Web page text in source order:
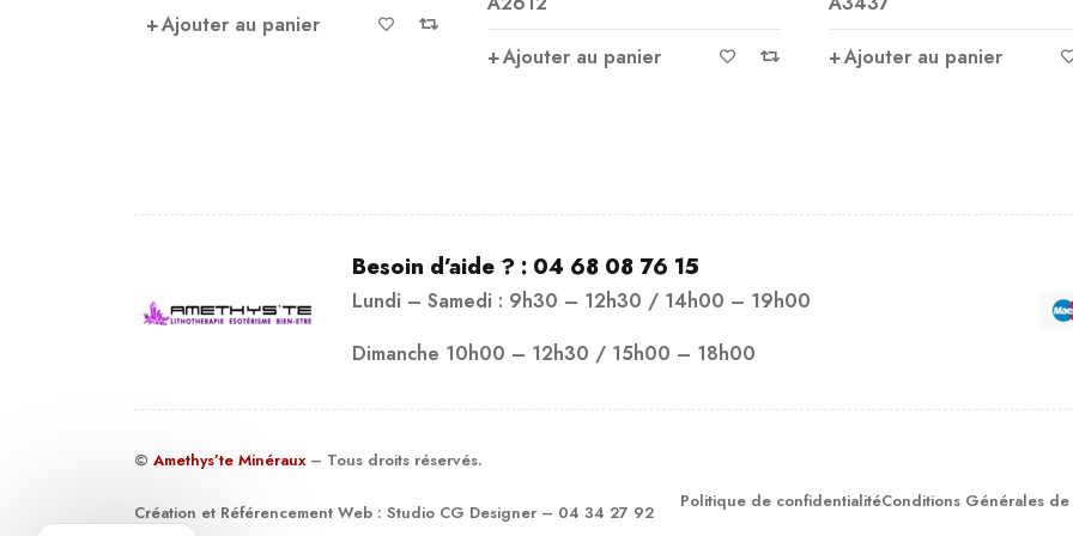
Ajouter au panier
Ajouter au panier
Ajouter au panier
Besoin d’aide ? : 04 68 08 76 15
Lundi – Samedi : 9h30 – 12h30 / 14h00 – 19h00
Dimanche 10h00 – 12h30 / 15h00 – 18h00
© Amethys’te Minéraux – Tous droits réservés.
Création et Référencement Web : Studio CG Designer – 04 34 27 92
Politique de confidentialitéConditions Générales